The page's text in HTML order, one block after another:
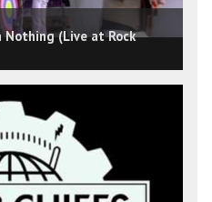
(Live at Rock